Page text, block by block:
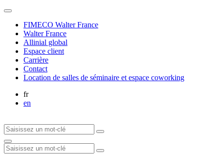
FIMECO Walter France
Walter France
Allinial global
Espace client
Carrière
Contact
Location de salles de séminaire et espace coworking
fr
en